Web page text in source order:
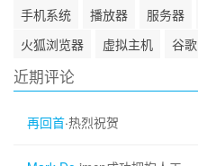
手机系统
播放器 服务器
火狐浏览器
虚拟主机 谷歌
近期评论
再回首·热烈祝贺